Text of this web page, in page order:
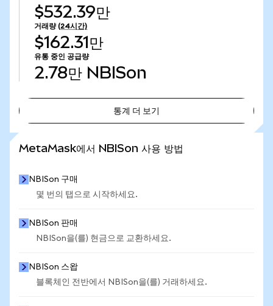
$532.39만
거래량 (24시간)
$162.31만
유통 중인 공급량
2.78만 NBISon
통계 더 보기
MetaMask에서 NBISon 사용 방법
NBISon 구매
몇 번의 탭으로 시작하세요.
NBISon 판매
NBISon을(를) 현금으로 교환하세요.
NBISon 스왑
블록체인 전반에서 NBISon을(를) 거래하세요.